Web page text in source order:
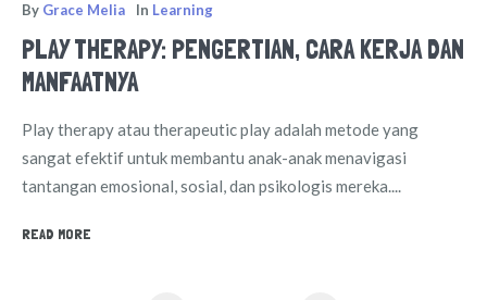
By Grace Melia In Learning
PLAY THERAPY: PENGERTIAN, CARA KERJA DAN
MANFAATNYA
Play therapy atau therapeutic play adalah metode yang
sangat efektif untuk membantu anak-anak menavigasi
tantangan emosional, sosial, dan psikologis mereka....
READ MORE